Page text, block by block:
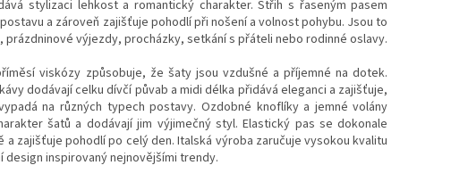
stylizaci lehkost a romantický charakter. Střih s řaseným pasem
a zároveň zajišťuje pohodlí při nošení a volnost pohybu. Jsou to
prázdninové výjezdy, procházky, setkání s přáteli nebo rodinné oslavy.
viskózy způsobuje, že šaty jsou vzdušné a příjemné na dotek.
dodávají celku dívčí půvab a midi délka přidává eleganci a zajišťuje,
na různých typech postavy. Ozdobné knoflíky a jemné volány
šatů a dodávají jim výjimečný styl. Elastický pas se dokonale
zajišťuje pohodlí po celý den. Italská výroba zaručuje vysokou kvalitu
design inspirovaný nejnovějšími trendy.